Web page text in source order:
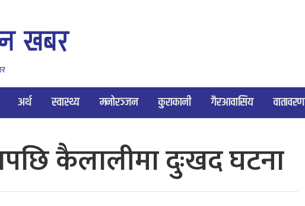
अर्थ स्वास्थ्य मनोरञ्जन कुराकानी गैरआवासिय वातावरण
कैलालीमा दुःखद घटना